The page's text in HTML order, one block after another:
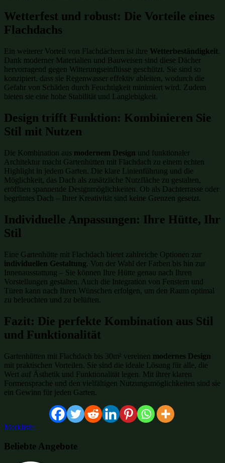
Wetterfest und robust: Die Vorteile eines
Flachdachs
Ein weiterer Vorteil von Flachdächern ist ihre Wetterbeständigkeit.
Dank moderner Materialien und Bauweisen sind diese Dächer
hervorragend gegen Witterungseinflüsse geschützt. Sie sind so
konzipiert, dass sie Regenwasser effektiv ableiten, wodurch die
Gefahr von Schäden durch Feuchtigkeit minimiert wird. Zudem
bieten sie eine hohe Stabilität und Langlebigkeit.
Design trifft Funktion: Kombinieren Sie
Stil mit Nutzen
Die Kombination aus modernem Design und funktionaler
Architektur macht Gartenhütten mit Flachdach zu einem echten
Highlight in jedem Garten. Die klare Linienführung und die
Möglichkeit, das Dach als zusätzliche Nutzfläche zu gestalten,
eröffnen spannende Designmöglichkeiten. Ob als Dachterrasse oder
begrüntes Dach – Ihrer Kreativität sind keine Grenzen gesetzt.
Individuelle Anpassungen: Ihre Hütte, Ihr
Stil
Eine Gartenhütte mit Flachdach bietet zahlreiche Optionen zur
individuellen Gestaltung. Von der Wahl der Farben bis hin zur
Innenausstattung – Sie können Ihre Hütte genau nach Ihren
Vorstellungen gestalten. Auch die Integration von Fenstern und
Türen kann nach Ihren Wünschen erfolgen, um den Raum optimal
zu beleuchten und zu belüften.
Fazit: Die perfekte Kombination aus Stil
und Funktionalität
Gartenhütten mit Flachdach bis 30m² vereinen modernes Design
mit praktischen Vorteilen. Sie sind die ideale Lösung für alle, die
Wert auf Ästhetik und Funktionalität legen. Mit ihrer klaren
Formensprache und den vielfältigen Nutzungsmöglichkeiten sind sie
ein Gewinn für jeden Garten.
Merkliste:
Beliebte Angebote